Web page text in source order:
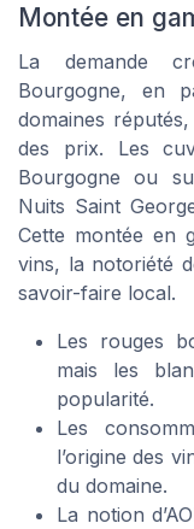
Montée en
La demande
Bourgogne, en
domaines
des prix. Les
Bourgogne ou
Nuits Saint
Cette montée en
vins, la notoriété
savoir-faire local.
Les rouges
mais les
popularité.
Les
l’origine des
du domaine.
La notion